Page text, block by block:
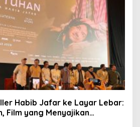
Habib Jafar ke Layar Lebar:
Film yang Menyajikan